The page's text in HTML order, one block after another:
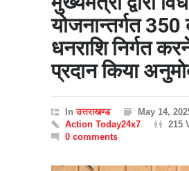
योजनान्तर्गत
धनराशि निर्गत
प्रदान किया
Inउत्तराखण्ड
May 14,
Action Today24x7
215
0 comments